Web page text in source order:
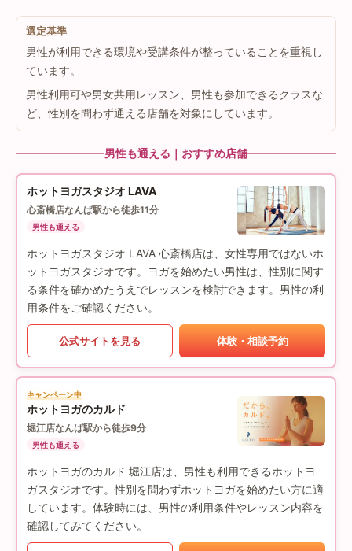
選定基準
男性が利用できる環境や受講条件が整っていることを重視し
ています。
男性利用可や男女共用レッスン、男性も参加できるクラスな
ど、性別を問わず通える店舗を対象にしています。
男性も通える｜おすすめ店舗
ホットヨガスタジオ LAVA
心斎橋店なんば駅から徒歩11分
男性も通える
ホットヨガスタジオ LAVA 心斎橋店は、女性専用ではないホ
ットヨガスタジオです。ヨガを始めたい男性は、性別に関す
る条件を確かめたうえでレッスンを検討できます。男性の利
用条件をご確認ください。
公式サイトを見る 体験・相談予約
キャンペーン中
ホットヨガのカルド
堀江店なんば駅から徒歩9分
男性も通える
ホットヨガのカルド 堀江店は、男性も利用できるホットヨ
ガスタジオです。性別を問わずホットヨガを始めたい方に適
しています。体験時には、男性の利用条件やレッスン内容を
確認してみてください。